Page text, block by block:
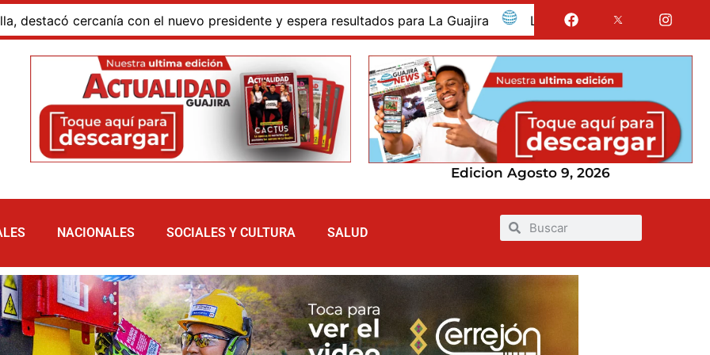
con el nuevo presidente y espera resultados para La Guajira La Guajira fue presentada como departamento
Edicion Agosto 9, 2026
NACIONALES SOCIALES Y CULTURA SALUD